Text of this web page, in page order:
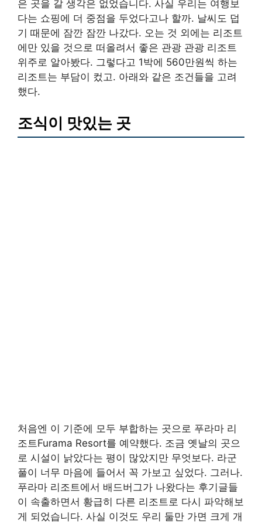
은 곳을 갈 생각은 없었습니다. 사실 우리는 여행보
다는 쇼핑에 더 중점을 두었다고나 할까. 날씨도 덥
기 때문에 잠깐 잠깐 나갔다. 오는 것 외에는 리조트
에만 있을 것으로 떠올려서 좋은 관광 관광 리조트
위주로 알아봤다. 그렇다고 1박에 560만원씩 하는
리조트는 부담이 컸고. 아래와 같은 조건들을 고려
했다.
조식이 맛있는 곳
처음엔 이 기준에 모두 부합하는 곳으로 푸라마 리
조트Furama Resort를 예약했다. 조금 옛날의 곳으
로 시설이 낡았다는 평이 많았지만 무엇보다. 라군
풀이 너무 마음에 들어서 꼭 가보고 싶었다. 그러나.
푸라마 리조트에서 배드버그가 나왔다는 후기글들
이 속출하면서 황급히 다른 리조트로 다시 파악해보
게 되었습니다. 사실 이것도 우리 둘만 가면 크게 개